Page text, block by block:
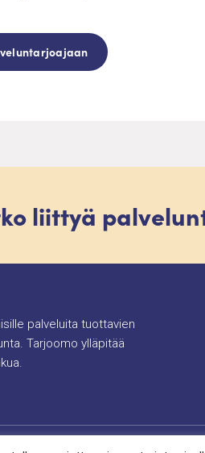
liittyä
palveluita tuottavien
Tarjoomo ylläpitää